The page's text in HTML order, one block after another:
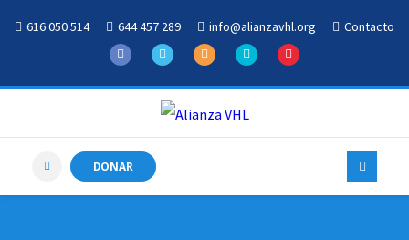
616 050 514 644 457 289 info@alianzavhl.org Contacto
DONAR